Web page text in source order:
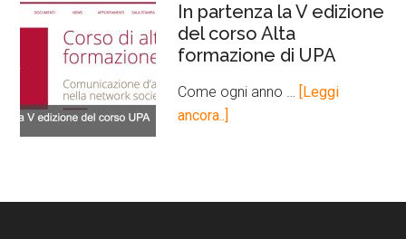
In partenza la V edizione
del corso Alta
formazione di UPA
Come ogni anno …
[Leggi
ancora..]